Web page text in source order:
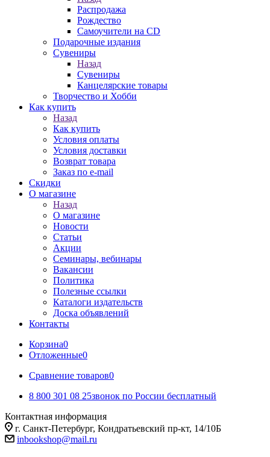
Распродажа
Рождество
Самоучители на CD
Подарочные издания
Сувениры
Назад
Сувениры
Канцелярские товары
Творчество и Хобби
Как купить
Назад
Как купить
Условия оплаты
Условия доставки
Возврат товара
Заказ по e-mail
Скидки
О магазине
Назад
О магазине
Новости
Статьи
Акции
Семинары, вебинары
Вакансии
Политика
Полезные ссылки
Каталоги издательств
Доска объявлений
Контакты
Корзина0
Отложенные0
Сравнение товаров0
8 800 301 08 25звонок по России бесплатный
Контактная информация
г. Санкт-Петербург, Кондратьевский пр-кт, 14/10Б
inbookshop@mail.ru